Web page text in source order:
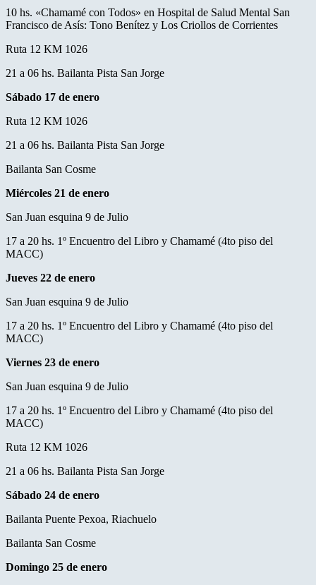
10 hs. «Chamamé con Todos» en Hospital de Salud Mental San
Francisco de Asís: Tono Benítez y Los Criollos de Corrientes
Ruta 12 KM 1026
21 a 06 hs. Bailanta Pista San Jorge
Sábado 17 de enero
Ruta 12 KM 1026
21 a 06 hs. Bailanta Pista San Jorge
Bailanta San Cosme
Miércoles 21 de enero
San Juan esquina 9 de Julio
17 a 20 hs. 1º Encuentro del Libro y Chamamé (4to piso del
MACC)
Jueves 22 de enero
San Juan esquina 9 de Julio
17 a 20 hs. 1º Encuentro del Libro y Chamamé (4to piso del
MACC)
Viernes 23 de enero
San Juan esquina 9 de Julio
17 a 20 hs. 1º Encuentro del Libro y Chamamé (4to piso del
MACC)
Ruta 12 KM 1026
21 a 06 hs. Bailanta Pista San Jorge
Sábado 24 de enero
Bailanta Puente Pexoa, Riachuelo
Bailanta San Cosme
Domingo 25 de enero